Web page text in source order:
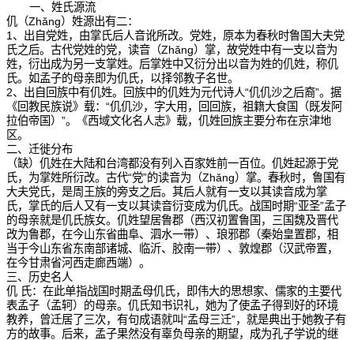
一、姓氏源流
仉（Zhǎng）姓源出有二：
1、出自党姓，由掌氏后人音讹所改。党姓，原本为春秋时鲁国大夫党
氏之后。古代党姓的党，读音（Zhǎng）掌，故党姓中有一支以音为
姓，衍出成为另一支掌姓。后掌姓中又衍分出以音为姓的仉姓，称仉
氏。如孟子的母亲即为仉氏，以择邻教子名世。
2、出自回族中有仉姓。回族中的仉姓为元代诗人“仉仉沙之后裔”。据
《回教民族说》载：“仉仉沙，字大用，回回族，祖籍大食国（既发阿
拉伯帝国）”。《西域文化名人志》载，仉姓回族主要分布在京津地
区。
二、迁徙分布
（缺）仉姓在大陆和台湾都没有列入百家姓前一百位。仉姓起源于党
氏，为掌姓所衍改。古代“党”的读音为（Zhǎng）掌。春秋时，鲁国有
大夫党氏，是周王族的旁支之后。其后人就有一支以其读音成为掌
氏，掌氏的后人又有一支以其读音衍变成为仉氏。战国时期“亚圣”孟子
的母亲就是仉氏族女。仉姓望居鲁郡（西汉初置鲁国，三国魏及晋代
改为鲁郡，在今山东省曲阜、泗水一带）、琅邪郡（秦始皇置郡，相
当于今山东省东南部诸城、临沂、胶南一带）、敦煌郡（汉武帝置，
在今甘肃省河西走廊西端）。
三、历史名人
仉 氏：在此单指战国时期孟母仉氏，即伟大的思想家、儒家的主要代
表孟子（孟轲）的母亲。仉氏知书识礼，她为了使孟子得到好的环境
教养，曾迁居了三次，有句成语就叫“孟母三迁”，就是典出于她教子有
方的故事。后来，孟子果然没有辜负母亲的期望，成为孔子学说的继